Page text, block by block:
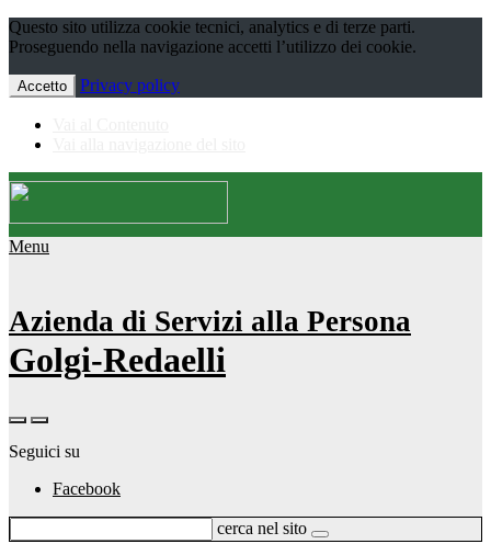
Questo sito utilizza cookie tecnici, analytics e di terze parti.
Proseguendo nella navigazione accetti l’utilizzo dei cookie.
Accetto Privacy policy
Menu
Azienda di Servizi alla Persona
Golgi-Redaelli
Seguici su
Facebook
cerca nel sito